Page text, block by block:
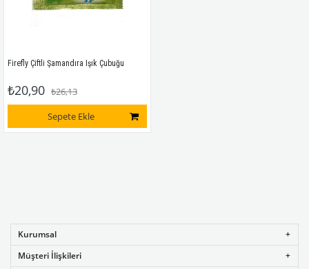
Firefly Çiftli Şamandıra Işık Çubuğu
₺20,90 ₺26,13
Sepete Ekle
Kurumsal
Müşteri İlişkileri